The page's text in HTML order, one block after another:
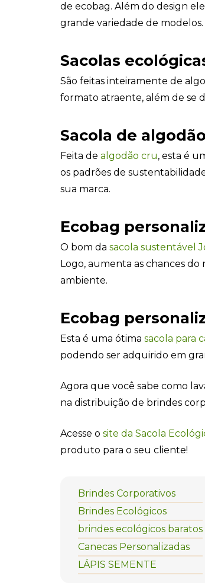
de ecobag. Além do design
grande variedade de modelos.
Sacolas
São feitas inteiramente de
formato atraente, além de se
Sacola de
Feita de algodão cru, esta é
os padrões de
sua marca.
Ecobag
O bom da sacola sustentável
Logo, aumenta as chances
ambiente.
Ecobag
Esta é uma ótima sacola para
podendo ser adquirido em
Agora que você sabe como
na distribuição de brindes
Acesse o site da Sacola
produto para o seu cliente!
Brindes Corporativos
Brindes Ecológicos
brindes ecológicos baratos
Canecas Personalizadas
LÁPIS SEMENTE